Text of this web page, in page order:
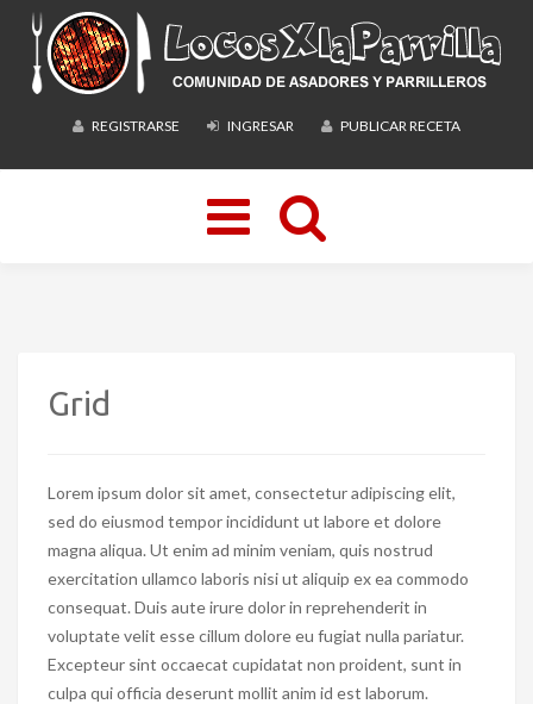
REGISTRARSE INGRESAR PUBLICAR RECETA
Toggle
navigation
Grid
Lorem ipsum dolor sit amet, consectetur adipiscing elit,
sed do eiusmod tempor incididunt ut labore et dolore
magna aliqua. Ut enim ad minim veniam, quis nostrud
exercitation ullamco laboris nisi ut aliquip ex ea commodo
consequat. Duis aute irure dolor in reprehenderit in
voluptate velit esse cillum dolore eu fugiat nulla pariatur.
Excepteur sint occaecat cupidatat non proident, sunt in
culpa qui officia deserunt mollit anim id est laborum.